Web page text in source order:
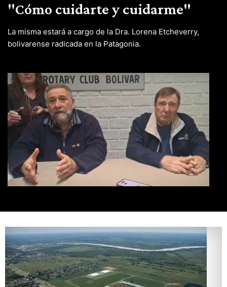
"Cómo cuidarte y cuidarme"
La misma estará a cargo de la Dra. Lorena Etcheverry,
bolivarense radicada en la Patagonia.